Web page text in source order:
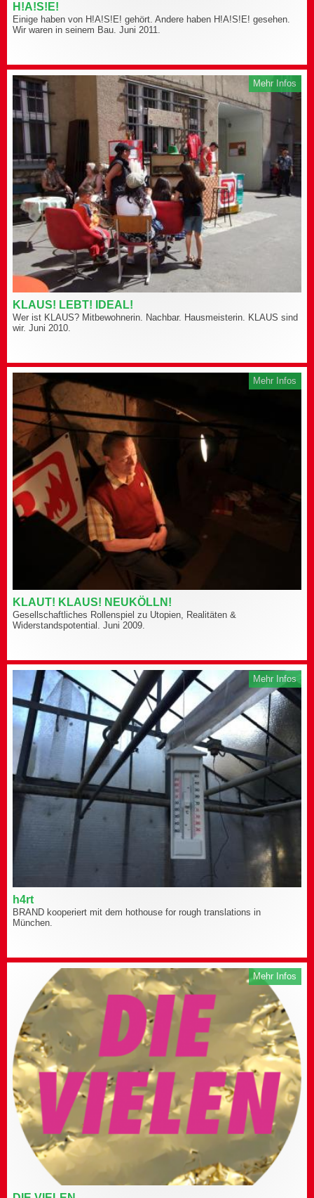
H!A!S!E!
Einige haben von H!A!S!E! gehört. Andere haben H!A!S!E! gesehen.
Wir waren in seinem Bau. Juni 2011.
Mehr Infos
KLAUS! LEBT! IDEAL!
Wer ist KLAUS? Mitbewohnerin. Nachbar. Hausmeisterin. KLAUS sind
wir. Juni 2010.
Mehr Infos
KLAUT! KLAUS! NEUKÖLLN!
Gesellschaftliches Rollenspiel zu Utopien, Realitäten &
Widerstandspotential. Juni 2009.
Mehr Infos
h4rt
BRAND kooperiert mit dem hothouse for rough translations in
München.
Mehr Infos